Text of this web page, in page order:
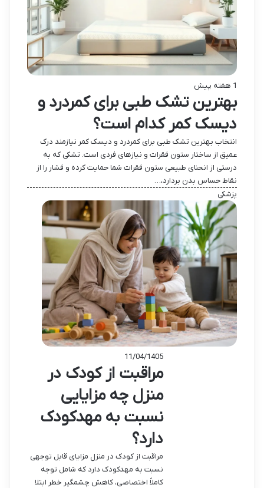
1 هفته پیش
بهترین تشک طبی برای کمردرد و
دیسک کمر کدام است؟
انتخاب بهترین تشک طبی برای کمردرد و دیسک کمر نیازمند درک
عمیق از ساختار ستون فقرات و نیازهای فردی است. تشکی که به
درستی از انحنای طبیعی ستون فقرات شما حمایت کرده و فشار را از
نقاط حساس بدن بردارد،…
پزشکی
11/04/1405
مراقبت از کودک در
منزل چه مزایایی
نسبت به مهدکودک
دارد؟
مراقبت از کودک در منزل مزایای قابل توجهی
نسبت به مهدکودک دارد که شامل توجه
کاملاً اختصاصی، کاهش چشمگیر خطر ابتلا